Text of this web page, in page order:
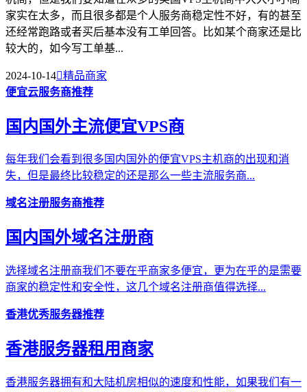
家实在太多，而且很多都是个人服务商稳定性不好，有的甚至
还经常跑路或者买后基本没有工单回答。比如某个商家还是比
较大的，如今写工单基...
2024-10-14精品商家
便宜云服务商推荐
国内国外主流便宜VPS商
每年我们会看到很多国内国外的便宜VPS主机商的出现和消
失，但是最终比较稳定的还是那么一些主流服务商...
域名注册服务商推荐
国内国外域名注册商
选择域名注册商我们不要在乎商家多便宜，更为在乎的是需要
商家的稳定性和安全性，这几个域名注册商值得选择...
香港优秀服务器推荐
香港服务器租用商家
香港服务器拥有和大陆机房相似的速度和性能，如果我们有一